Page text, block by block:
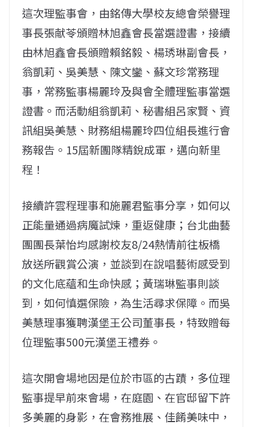
這次理監事會，由銘傳大學校友總會榮譽理
事長張献苓頒贈林旭鑫會長當選證書，接續
由林旭鑫會長頒贈賴銘毅、楊琇琳副會長，
翁凱莉、吳美慧、陳文鑾、蘇文珍常務理
事，常務監事楊麗玲及與會全體理監事當選
證書。而活動組翁凱莉、秘書組呂家賢、資
訊組吳美慧、財務組楊麗玲四位組長進行會
務報告。15屆新團隊精銳成軍，邁向新里
程！
接續許雲程理事和施麗君監事分享，如何以
正能量通過病魔試煉，重返健康；台北曲藝
團團長葉怡均感謝校友8/24熱情前往板橋
放送所觀賞公演，並談到在說唱藝術感受到
的文化底蘊和生命快感；黃瑞琳監事則談
到，如何慎選保險，為生活尋求保障。而吳
美慧理事獲聘漢堡王公司董事長，特致贈每
位理監事500元漢堡王禮券。
這次開會場地因是位於市區的古蹟，多位理
監事提早前來會場，在庭園、在官邸留下許
多美麗的身影，在會務推展、佳餚美味中，